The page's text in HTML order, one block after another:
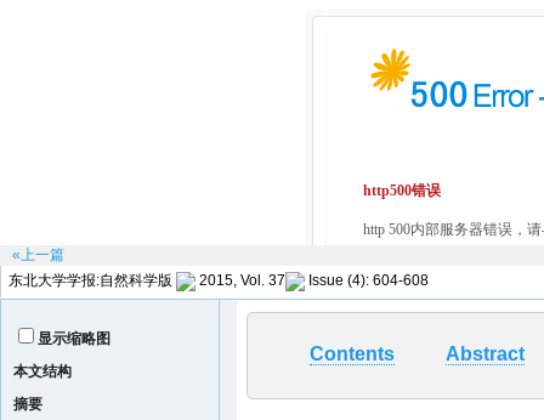
«上一篇
东北大学学报:自然科学版
2015, Vol. 37 Issue (4): 604-608
显示缩略图
本文结构
摘要
Contents Abstract